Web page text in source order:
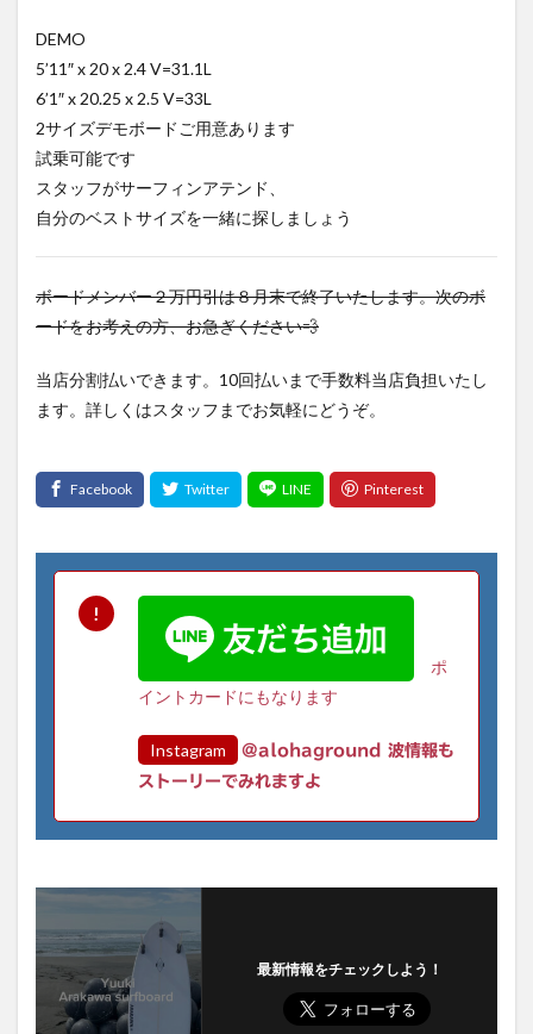
DEMO
5’11″ x 20 x 2.4 V=31.1L
6’1″ x 20.25 x 2.5 V=33L
2サイズデモボードご用意あります
試乗可能です
スタッフがサーフィンアテンド、
自分のベストサイズを一緒に探しましょう
ボードメンバー２万円引は８月末で終了いたします。次のボ
ードをお考えの方、お急ぎください💨
当店分割払いできます。10回払いまで手数料当店負担いたし
ます。詳しくはスタッフまでお気軽にどうぞ。
ポ
イントカードにもなります
Instagram
@alohaground 波情報も
ストーリーでみれますよ
最新情報をチェックしよう！